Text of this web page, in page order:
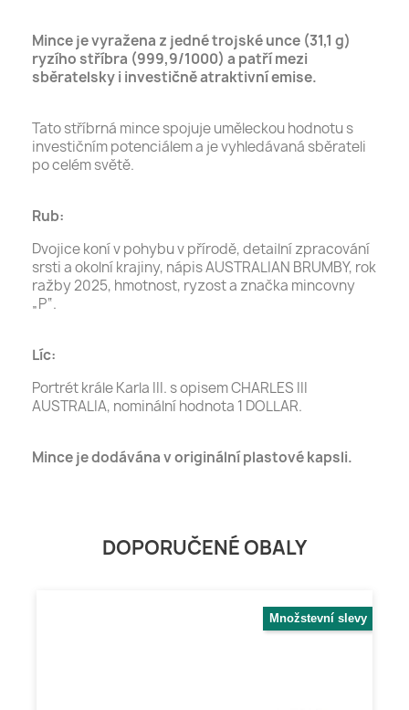
Mince je vyražena z jedné trojské unce (31,1 g)
ryzího stříbra (999,9/1000) a patří mezi
sběratelsky i investičně atraktivní emise.
Tato stříbrná mince spojuje uměleckou hodnotu s
investičním potenciálem a je vyhledávaná sběrateli
po celém světě.
Rub:
Dvojice koní v pohybu v přírodě, detailní zpracování
srsti a okolní krajiny, nápis AUSTRALIAN BRUMBY, rok
ražby 2025, hmotnost, ryzost a značka mincovny
„P“.
Líc:
Portrét krále Karla III. s opisem CHARLES III
AUSTRALIA, nominální hodnota 1 DOLLAR.
Mince je dodávána v originální plastové kapsli.
DOPORUČENÉ OBALY
Množstevní slevy